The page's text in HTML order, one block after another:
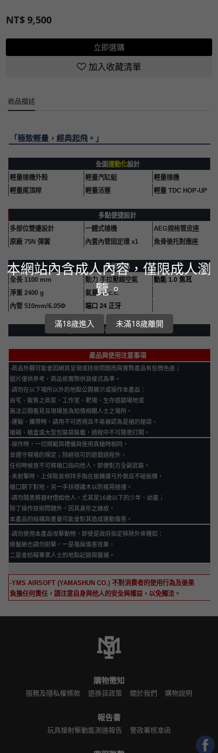
NT$9,500
立即選購
加入收藏清單
商品描述
「極致輕量，經典起飛。」
全面運動化設計
輕量槍機外殼
輕量汽缸組
輕量槍機
輕量尾頂桿
輕量活塞 輕量TDC HOP-UP
多點便捷設計
多部位雙邊設計
一體式槍機 AEG規格管皮座
原廠75N 彈簧 內置內管固定環x1 魚骨後托對應座
技術規格
全長1100 mm 動力 手拉壓縮空氣 動能1.0 焦耳
淨重2400 g 氣量41 c.c.
內管510mm/6.05Φ 端口 24 正牙
警政署核准函號：
產品與使用注意事項
-商品外觀可能會因網頁呈現或技術問題而與實際產品有些微色差；
圖片僅供參考，商品依實際供貨樣式為準。
-請勿在以下場所以外的地點公開展示或操作本產品：
自宅、販售之商家、工作室、靶場、生存遊戲場地或
無法公開看見且現場皆為知情相關人士之場所。
-運輸、攜帶時，請用不可透視且不易被認為是槍的槍袋、
槍箱、槍盒或大型包裝袋裝載，過程中不可隨意打開。
-操作時，一切規範與禮儀與使用真槍時相同，
並遵守現場的規定；除經核可的遊戲過程外，
任何時候皆不可將槍口指向他人，即便對方全副武裝。
-未射擊時，上保險並保持手指在扳機護弓外側且不碰扳機，
槍口朝下對地，另一手扶穩護木以防搖晃碰撞。
-請勿隨意將器材借給他人，尤其是16歲以下的少年、幼童；
除了操作技術問題外，因其身形之緣故，
本產品的結構與重量可能會對其造成運動傷害。
-請勿使用本產品攻擊動物，即使是政府指定移除外來種如：
綠鬣蜥也請勿射擊，一是毫無傷害效果，
二是會妨礙專業人士的地點記錄與獵捕。
-YMS AIRSOFT (YAMASHUN CO.) 不對消費者的使用行為及後果
負擔任何責任，請注意自身與他人的安全與權益，以免觸法。
購物需知
服務及隱私權條款 退換貨政策 關於我們 購物說明
報告書
玩具槍射擊動能測速報告 警政署核准函
本網站內含成人內容，僅限成人瀏
覽。
滿18歲進入 未滿18歲離開